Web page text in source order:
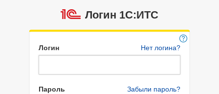
Логин 1C:ИТС
Логин Нет логина?
Пароль Забыли пароль?